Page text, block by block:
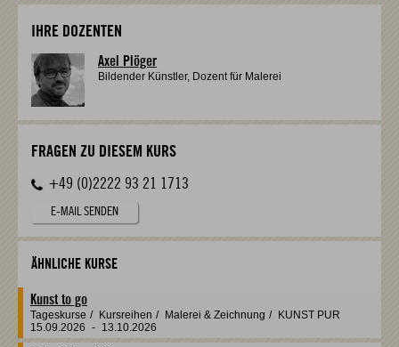
IHRE DOZENTEN
Axel Plöger
Bildender Künstler, Dozent für Malerei
FRAGEN ZU DIESEM KURS
+49 (0)2222 93 21 1713
E-MAIL SENDEN
ÄHNLICHE KURSE
Kunst to go
Tageskurse / Kursreihen / Malerei & Zeichnung /
KUNST PUR
15.09.2026 - 13.10.2026